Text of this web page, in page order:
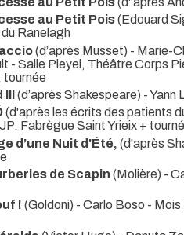
au Petit Pois(Edouard
Ranelagh
(d’après Musset) - Marie-
- Salle Pleyel, Théâtre Corps
tournée
III(d’après Shakespeare) - Yann
(d'après les écrits des patients
Fabrègue Saint Yrieix +
d’une Nuit d'Été, (d'après
de Scapin (Molière) -
! (Goldoni) - Carlo Boso - Mois